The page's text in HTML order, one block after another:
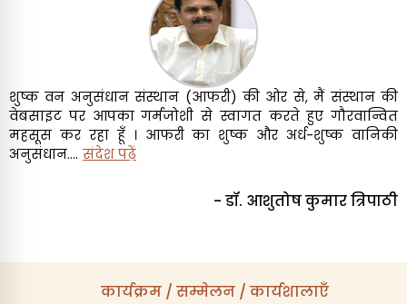
शुष्क वन अनुसंधान संस्थान (आफरी) की ओर से, मैं संस्थान की
वेबसाइट पर आपका गर्मजोशी से स्वागत करते हुए गौरवान्वित
महसूस कर रहा हूँ । आफरी का शुष्क और अर्ध-शुष्क वानिकी
अनुसंधान.... संदेश पढ़ें
- डॉ. आशुतोष कुमार त्रिपाठी
कार्यक्रम / सम्मेलन / कार्यशालाएँ